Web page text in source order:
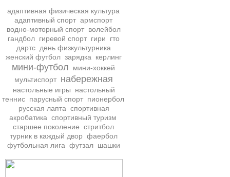
адаптивная физическая культура
адаптивный спорт армспорт
водно-моторный спорт волейбол
гандбол гиревой спорт гири
гто
дартс день физкультурника
женский футбол зарядка керлинг
мини-футбол
мини-хоккей
мультиспорт набережная
настольные игры
настольный
теннис парусный спорт пионербол
русская лапта спортивная
акробатика спортивный туризм
старшее поколение стритбол
турник в каждый двор фаербол
футбольная лига футзал шашки